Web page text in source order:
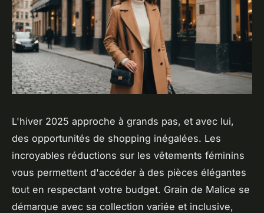
L'hiver 2025 approche à grands pas, et avec lui,
des opportunités de shopping inégalées. Les
incroyables réductions sur les vêtements féminins
vous permettent d'accéder à des pièces élégantes
tout en respectant votre budget. Grain de Malice se
démarque avec sa collection variée et inclusive,